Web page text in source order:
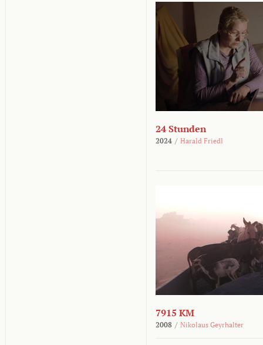
24 Stunden
2024 / Harald Friedl
7915 KM
2008 / Nikolaus Geyrhalter